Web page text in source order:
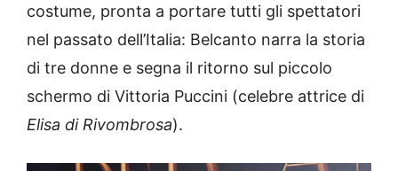
costume, pronta a portare tutti gli spettatori
nel passato dell’Italia: Belcanto narra la storia
di tre donne e segna il ritorno sul piccolo
schermo di Vittoria Puccini (celebre attrice di
Elisa di Rivombrosa).